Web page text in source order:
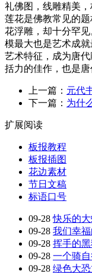
礼佛图，线雕精美
莲花是佛教常见的
花浮雕，却十分罕
模最大也是艺术成
艺术特征，成为唐
括力的佳作，也是唐
上一篇： 元代
下一篇： 为什
扩展阅读
板报教程
板报插图
花边素材
节日文稿
标语口号
09-28快乐的
09-28 我们幸
09-28 挥手的
09-28 一个骑
09-28 绿色大